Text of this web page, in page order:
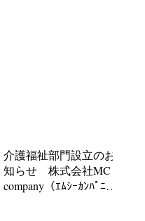
介護福祉部門設立のお
知らせ 株式会社MC
company（ｴﾑｼｰｶﾝﾊﾟﾆ